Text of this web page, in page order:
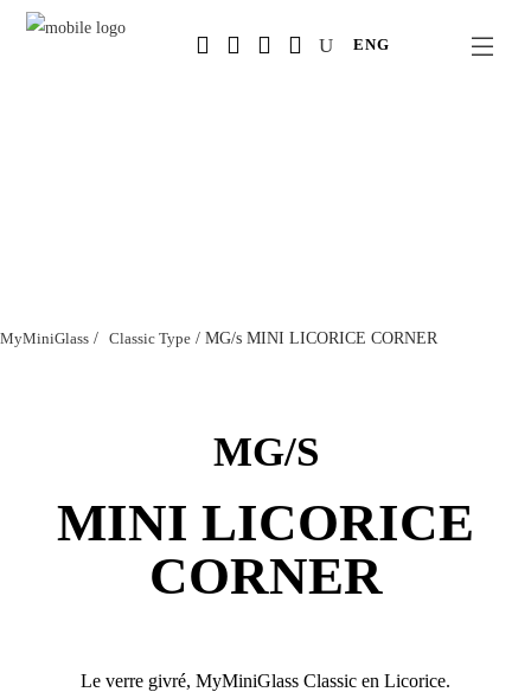
Salta
ENG
MyMiniGlass / Classic Type / MG/s MINI LICORICE CORNER
MG/S
MINI LICORICE
CORNER
Le verre givré, MyMiniGlass Classic en Licorice.